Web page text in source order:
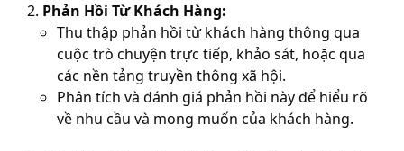
Phản Hồi Từ Khách Hàng:
Thu thập phản hồi từ khách hàng thông qua
cuộc trò chuyện trực tiếp, khảo sát, hoặc qua
các nền tảng truyền thông xã hội.
Phân tích và đánh giá phản hồi này để hiểu rõ
về nhu cầu và mong muốn của khách hàng.